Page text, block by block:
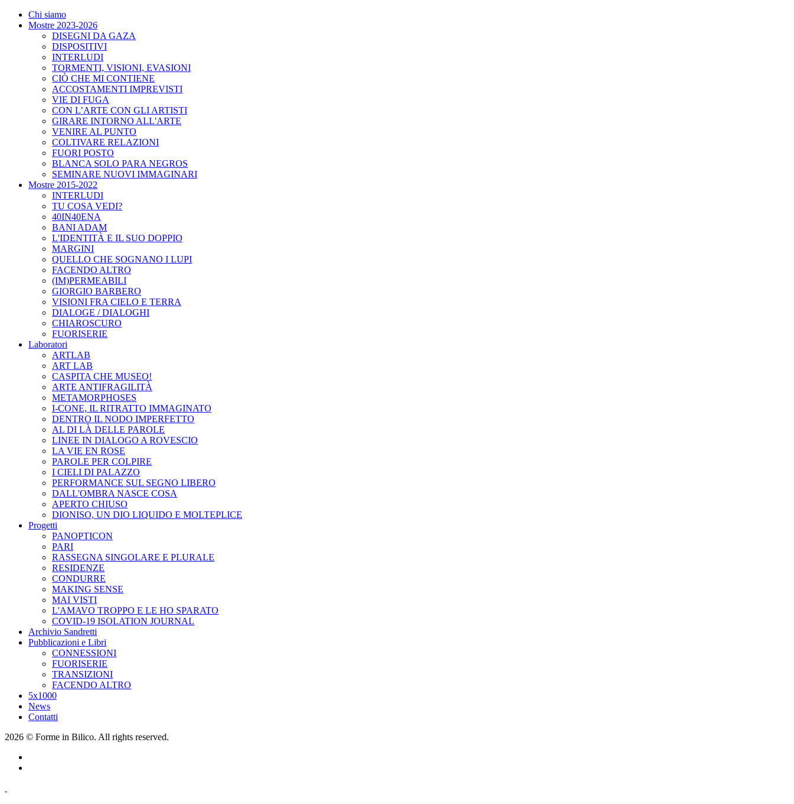
Chi siamo
Mostre 2023-2026
DISEGNI DA GAZA
DISPOSITIVI
INTERLUDI
TORMENTI, VISIONI, EVASIONI
CIÒ CHE MI CONTIENE
ACCOSTAMENTI IMPREVISTI
VIE DI FUGA
CON L’ARTE CON GLI ARTISTI
GIRARE INTORNO ALL'ARTE
VENIRE AL PUNTO
COLTIVARE RELAZIONI
FUORI POSTO
BLANCA SOLO PARA NEGROS
SEMINARE NUOVI IMMAGINARI
Mostre 2015-2022
INTERLUDI
TU COSA VEDI?
40IN40ENA
BANI ADAM
L'IDENTITÀ E IL SUO DOPPIO
MARGINI
QUELLO CHE SOGNANO I LUPI
FACENDO ALTRO
(IM)PERMEABILI
GIORGIO BARBERO
VISIONI FRA CIELO E TERRA
DIALOGE / DIALOGHI
CHIAROSCURO
FUORISERIE
Laboratori
ARTLAB
ART LAB
CASPITA CHE MUSEO!
ARTE ANTIFRAGILITÀ
METAMORPHOSES
I-CONE, IL RITRATTO IMMAGINATO
DENTRO IL NODO IMPERFETTO
AL DI LÀ DELLE PAROLE
LINEE IN DIALOGO A ROVESCIO
LA VIE EN ROSE
PAROLE PER COLPIRE
I CIELI DI PALAZZO
PERFORMANCE SUL SEGNO LIBERO
DALL'OMBRA NASCE COSA
APERTO CHIUSO
DIONISO, UN DIO LIQUIDO E MOLTEPLICE
Progetti
PANOPTICON
PARI
RASSEGNA SINGOLARE E PLURALE
RESIDENZE
CONDURRE
MAKING SENSE
MAI VISTI
L'AMAVO TROPPO E LE HO SPARATO
COVID-19 ISOLATION JOURNAL
Archivio Sandretti
Pubblicazioni e Libri
CONNESSIONI
FUORISERIE
TRANSIZIONI
FACENDO ALTRO
5x1000
News
Contatti
2026 © Forme in Bilico. All rights reserved.